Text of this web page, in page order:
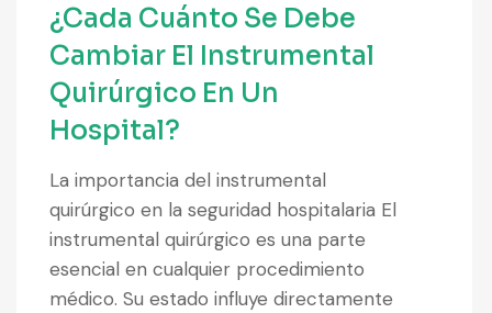
¿Cada Cuánto Se Debe
Cambiar El Instrumental
Quirúrgico En Un
Hospital?
La importancia del instrumental
quirúrgico en la seguridad hospitalaria El
instrumental quirúrgico es una parte
esencial en cualquier procedimiento
médico. Su estado influye directamente